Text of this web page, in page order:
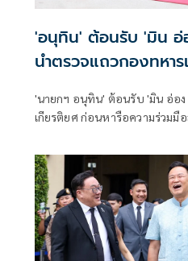
'อนุทิน' ต้อนรับ 'มิน อ่
นำตรวจแถวกองทหา
'นายกฯ อนุทิน' ต้อนรับ 'มิน อ่อง
เกียรติยศ ก่อนหารือความร่วมมื